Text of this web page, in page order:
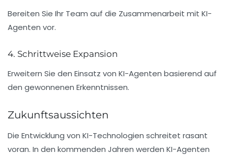
Bereiten Sie Ihr Team auf die Zusammenarbeit mit KI-
Agenten vor.
4. Schrittweise Expansion
Erweitern Sie den Einsatz von KI-Agenten basierend auf
den gewonnenen Erkenntnissen.
Zukunftsaussichten
Die Entwicklung von KI-Technologien schreitet rasant
voran. In den kommenden Jahren werden KI-Agenten